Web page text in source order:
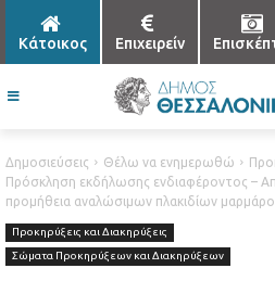
Κάτοικος Επιχειρείν
Δημοσιεύσεις Θέλω να ενημερωθώ
Πρόσκληση εκδήλωσης ενδιαφέροντος –
προμήθεια αναλώσιμων πλακιδίων
Προκηρύξεις και Διακηρύξεις
Σώματα Προκηρύξεων και Διακηρύξεων